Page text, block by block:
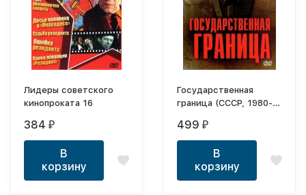
Лидеры советского
кинопроката 16
384 ₽
В
корзину
Государственная
граница (СССР, 1980-
серий)
499 ₽
В
корзину